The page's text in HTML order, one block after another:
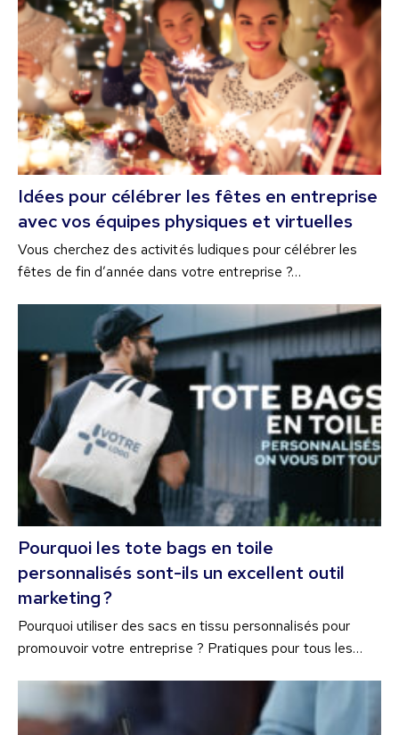
Idées pour célébrer les fêtes en entreprise
avec vos équipes physiques et virtuelles
Vous cherchez des activités ludiques pour célébrer les
fêtes de fin d’année dans votre entreprise ?…
Pourquoi les tote bags en toile
personnalisés sont-ils un excellent outil
marketing ?
Pourquoi utiliser des sacs en tissu personnalisés pour
promouvoir votre entreprise ? Pratiques pour tous les…